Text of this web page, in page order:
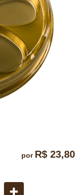
por R$ 23,80